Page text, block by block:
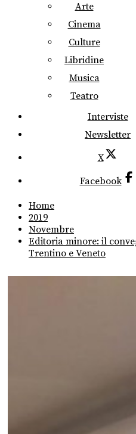
Arte
Cinema
Culture
Libridine
Musica
Teatro
Interviste
Newsletter
X
Facebook
Home
2019
Novembre
Editoria minore: il
Trentino e Veneto